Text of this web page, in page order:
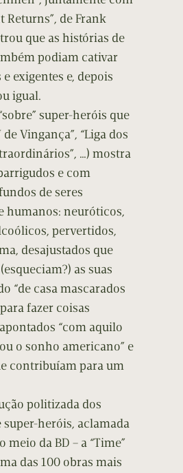
Returns”, de Frank
que as histórias de
podiam cativar
exigentes e, depois
igual.
super-heróis que
Vingança”, “Liga dos
…) mostra
e com
de seres
humanos: neuróticos,
pervertidos,
desajustados que
as suas
“de casa mascarados
fazer coisas
“com aquilo
o sonho americano” e
contribuíam para um
politizada dos
super-heróis, aclamada
meio da BD – a “Time”
das 100 obras mais